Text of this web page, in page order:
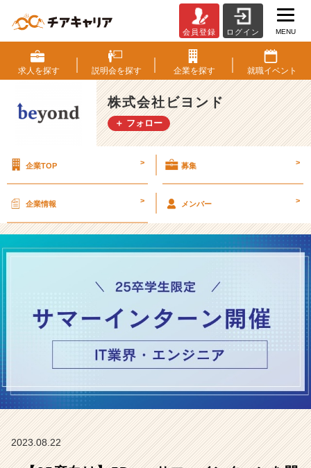
5
卒
向
け】
5
D
サ
イ
タ
ン
開
催！
【株
式
会
社
会員登録 ログイン MENU
求人を探す 説明会を探す 企業を探す 就職イベント
株式会社ビヨンド
＋ フォロー
企業TOP > 募集 >
企業情報 > メンバー >
2023.08.22